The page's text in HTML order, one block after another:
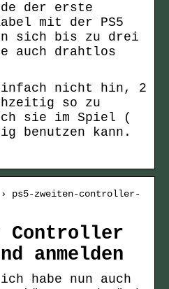
der erste
mit der PS5
sich bis zu drei
auch drahtlos
einfach nicht hin, 2
so zu
sie im Spiel (
benutzen kann.
ps5-zweiten-controller-
Controller
anmelden
habe nun auch